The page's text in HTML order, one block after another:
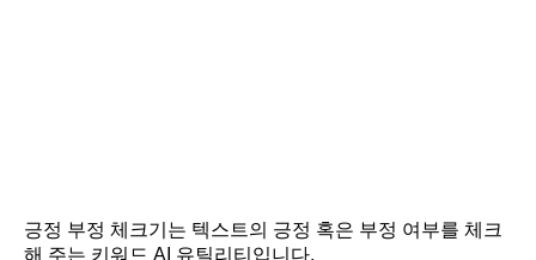
긍정 부정 체크기는 텍스트의 긍정 혹은 부정 여부를 체크
해 주는 키워드 AI 유틸리티입니다.